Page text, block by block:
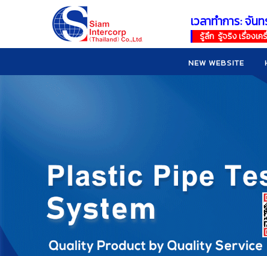
เวลาทำการ: จั
รู้ลึก รู้จริง เรื่องเ
NEW WEBSITE